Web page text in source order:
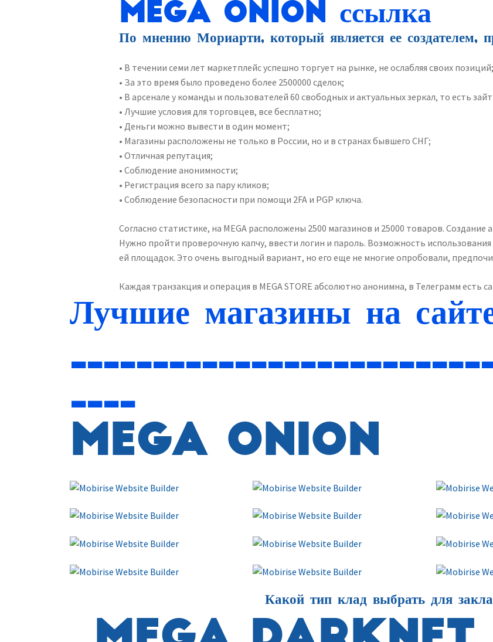
MEGA onion ссылка
По мнению Мориарти, который является ее создателем,
• В течении семи лет маркетплейс успешно торгует на рынке, не ослабляя своих позиций;
• За это время было проведено более 2500000 сделок;
• В арсенале у команды и пользователей 60 свободных и актуальных зеркал, то есть
• Лучшие условия для торговцев, все бесплатно;
• Деньги можно вывести в один момент;
• Магазины расположены не только в России, но и в странах бывшего СНГ;
• Отличная репутация;
• Соблюдение анонимности;
• Регистрация всего за пару кликов;
• Соблюдение безопасности при помощи 2FA и PGP ключа.
Согласно статистике, на MEGA расположены 2500 магазинов и 25000 товаров. Создание
Нужно пройти проверочную капчу, ввести логин и пароль. Возможность
ей площадок. Это очень выгодный вариант, но его еще не многие опробовали,
Каждая транзакция и операция в MEGA STORE абсолютно анонимна, в Телеграмм есть
Лучшие магазины на
____
MEGA onion
Какой тип клад выбрать для